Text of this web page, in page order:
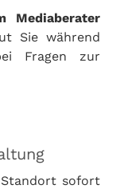
Mediaberater
Sie während
Fragen zur
sofort